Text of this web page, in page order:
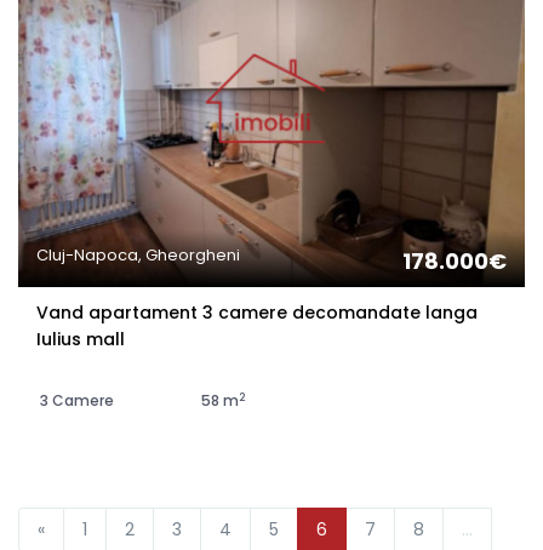
Cluj-Napoca, Gheorgheni 178.000€
Vand apartament 3 camere decomandate langa
Iulius mall
3 Camere 58 m2
« 1 2 3 4 5 6 7 8
...